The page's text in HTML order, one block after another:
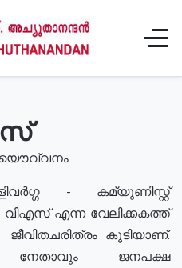
യൌവ്വനം
- കമ്യൂണിസ്റ്റ്
വിഎസ് എന്ന വേലിക്കകത്ത്
കൂടിയാണ്.
നേതാവും ജനപക്ഷ